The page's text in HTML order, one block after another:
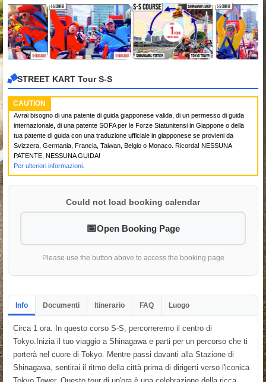
STREET KART Tour S-S
CAUTION
Avrai bisogno di una patente di guida giapponese valida, di un permesso di guida
internazionale, di una patente SOFA per le Forze Statunitensi in Giappone o della
tua patente di guida con una traduzione ufficiale in giapponese se provieni da
Svizzera, Germania, Francia, Taiwan, Belgio o Monaco. Ricorda! NESSUNA
PATENTE, NESSUNA GUIDA!
Per ulteriori informazioni.
Could not load booking calendar
Open Booking Page
Please use the button above to access the booking page
Info Documenti Itinerario FAQ Luogo
Circa 1 ora. In questo corso S-S, percorreremo il centro di
Tokyo.Inizia il tuo viaggio a Shinagawa e parti per un percorso che ti
porterà nel cuore di Tokyo. Mentre passi davanti alla Stazione di
Shinagawa, sentirai il ritmo della città prima di dirigerti verso l'iconica
Tokyo Tower. Questo tour di un'ora è una celebrazione della ricca